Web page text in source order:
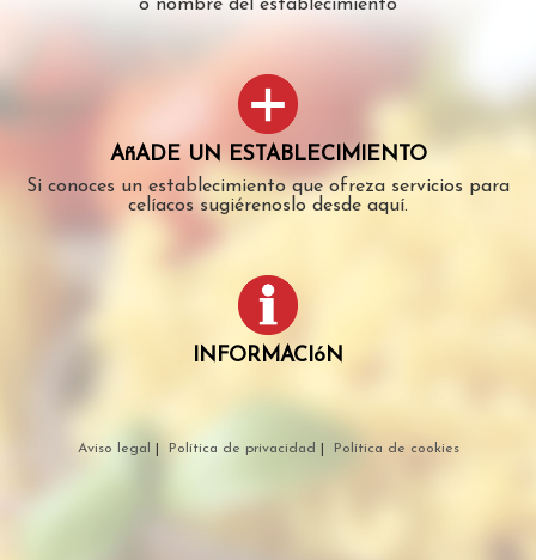
o nombre del establecimiento
AñADE UN ESTABLECIMIENTO
Si conoces un establecimiento que ofreza servicios para
celíacos sugiérenoslo desde aquí.
INFORMACIóN
Aviso legal Política de privacidad Política de cookies